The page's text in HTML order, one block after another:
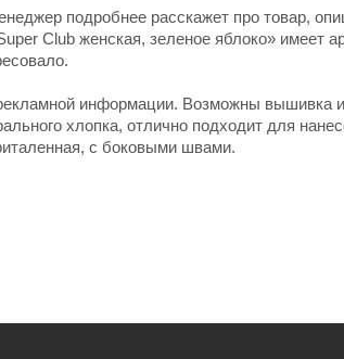
подробнее расскажет про товар,
Club женская, зеленое яблоко» имеет
информации. Возможны вышивка
хлопка, отлично подходит для
с боковыми швами.